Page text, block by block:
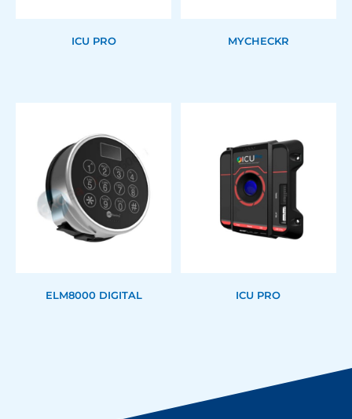
ICU PRO MYCHECKR
ELM8000 DIGITAL ICU PRO